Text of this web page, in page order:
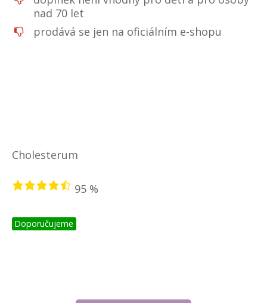
nad 70 let
prodává se jen na oficiálním e-shopu
Cholesterum
95 %
Doporučujeme